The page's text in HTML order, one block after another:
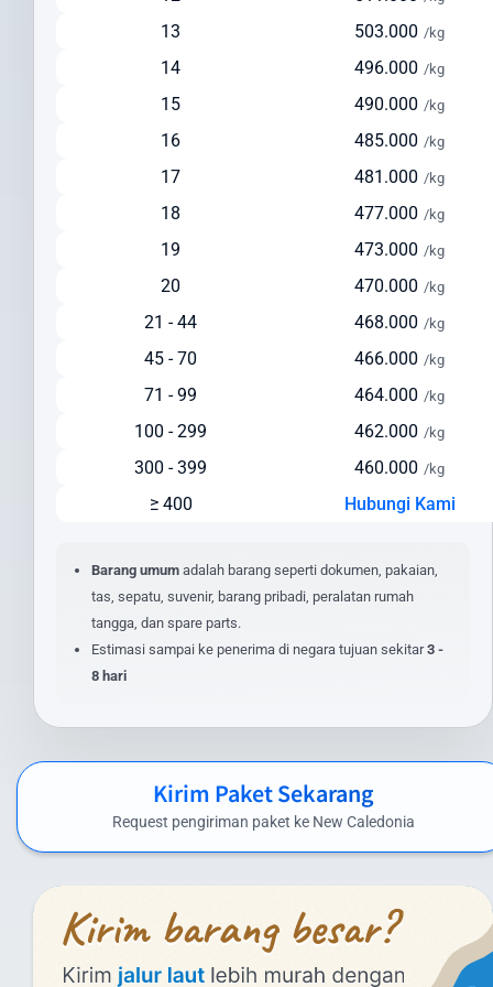
Solusi seimbang antara kecepatan dan biaya
Tersedia layanan pickup dari alamat pengirim
Pengiriman via Laut
Estimasi waktu pengiriman: 30-45 hari
Pilihan ekonomis untuk pengiriman dalam jumlah besar
Solusi hemat untuk pengiriman yang tidak terlalu mendesak
Cek Ongkir ke New Caledonia Dengan Mudah
untuk mempersiapkan anggaran pengiriman Anda. Intrasia.id
menyediakan kalkulator tarif yang akurat dan transparan pada
Faktor yang memengaruhi biaya pengiriman ke New Caledonia
Jenis layanan yang dipilih (express/standard)
Nilai barang dan asuransi (opsional)
Layanan tambahan yang dipilih
Untuk mendapatkan estimasi biaya yang akurat, masukkan detail
pengiriman Anda pada kalkulator biaya di website kami. Anda juga
dapat menghubungi tim layanan pelanggan kami untuk
penawaran khusus pengiriman dalam jumlah besar atau barang
Biaya Kirim Paket ke New Caledonia yang
Intrasia.id menawarkan biaya kirim paket ke New Caledonia yang
perkiraan tarif pengiriman paket dari Indonesia ke New Caledonia
menggunakan layanan kami:
Layanan Udara (Express):
13 503.000 /kg
14 496.000 /kg
15 490.000 /kg
16 485.000 /kg
17 481.000 /kg
18 477.000 /kg
19 473.000 /kg
20 470.000 /kg
21 - 44 468.000 /kg
45 - 70 466.000 /kg
71 - 99 464.000 /kg
100 - 299 462.000 /kg
300 - 399 460.000 /kg
≥ 400 Hubungi Kami
Barang umum adalah barang seperti dokumen, pakaian,
tas, sepatu, suvenir, barang pribadi, peralatan rumah
tangga, dan spare parts.
Estimasi sampai ke penerima di negara tujuan sekitar3 -
8 hari
Kirim Paket Sekarang
Request pengiriman paket ke New Caledonia